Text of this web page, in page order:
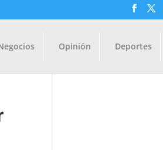
Opinión Deportes